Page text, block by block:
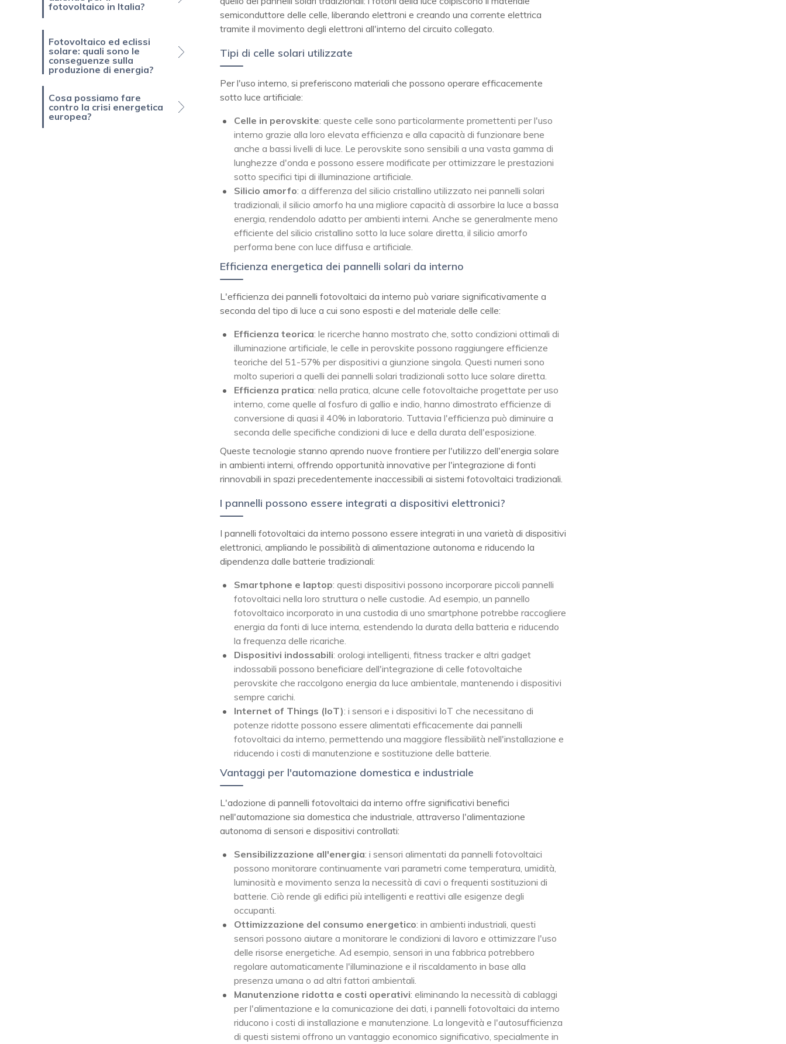
fotovoltaico in Italia?
Fotovoltaico ed eclissi
solare: quali sono le
conseguenze sulla
produzione di energia?
Cosa possiamo fare
contro la crisi energetica
europea?
semiconduttore delle celle, liberando elettroni e creando una corrente elettrica
tramite il movimento degli elettroni all'interno del circuito collegato.
Tipi di celle solari utilizzate
Per l'uso interno, si preferiscono materiali che possono operare efficacemente
sotto luce artificiale:
Celle in perovskite: queste celle sono particolarmente promettenti per l'uso
interno grazie alla loro elevata efficienza e alla capacità di funzionare bene
anche a bassi livelli di luce. Le perovskite sono sensibili a una vasta gamma di
lunghezze d'onda e possono essere modificate per ottimizzare le prestazioni
sotto specifici tipi di illuminazione artificiale.
Silicio amorfo: a differenza del silicio cristallino utilizzato nei pannelli solari
tradizionali, il silicio amorfo ha una migliore capacità di assorbire la luce a bassa
energia, rendendolo adatto per ambienti interni. Anche se generalmente meno
efficiente del silicio cristallino sotto la luce solare diretta, il silicio amorfo
performa bene con luce diffusa e artificiale.
Efficienza energetica dei pannelli solari da interno
L'efficienza dei pannelli fotovoltaici da interno può variare significativamente a
seconda del tipo di luce a cui sono esposti e del materiale delle celle:
Efficienza teorica: le ricerche hanno mostrato che, sotto condizioni ottimali di
illuminazione artificiale, le celle in perovskite possono raggiungere efficienze
teoriche del 51-57% per dispositivi a giunzione singola. Questi numeri sono
molto superiori a quelli dei pannelli solari tradizionali sotto luce solare diretta.
Efficienza pratica: nella pratica, alcune celle fotovoltaiche progettate per uso
interno, come quelle al fosfuro di gallio e indio, hanno dimostrato efficienze di
conversione di quasi il 40% in laboratorio. Tuttavia l'efficienza può diminuire a
seconda delle specifiche condizioni di luce e della durata dell'esposizione.
Queste tecnologie stanno aprendo nuove frontiere per l'utilizzo dell'energia solare
in ambienti interni, offrendo opportunità innovative per l'integrazione di fonti
rinnovabili in spazi precedentemente inaccessibili ai sistemi fotovoltaici tradizionali.
I pannelli possono essere integrati a dispositivi elettronici?
I pannelli fotovoltaici da interno possono essere integrati in una varietà di dispositivi
elettronici, ampliando le possibilità di alimentazione autonoma e riducendo la
dipendenza dalle batterie tradizionali:
Smartphone e laptop: questi dispositivi possono incorporare piccoli pannelli
fotovoltaici nella loro struttura o nelle custodie. Ad esempio, un pannello
fotovoltaico incorporato in una custodia di uno smartphone potrebbe raccogliere
energia da fonti di luce interna, estendendo la durata della batteria e riducendo
la frequenza delle ricariche.
Dispositivi indossabili: orologi intelligenti, fitness tracker e altri gadget
indossabili possono beneficiare dell'integrazione di celle fotovoltaiche
perovskite che raccolgono energia da luce ambientale, mantenendo i dispositivi
sempre carichi.
Internet of Things (IoT): i sensori e i dispositivi IoT che necessitano di
potenze ridotte possono essere alimentati efficacemente dai pannelli
fotovoltaici da interno, permettendo una maggiore flessibilità nell'installazione e
riducendo i costi di manutenzione e sostituzione delle batterie.
Vantaggi per l'automazione domestica e industriale
L'adozione di pannelli fotovoltaici da interno offre significativi benefici
nell'automazione sia domestica che industriale, attraverso l'alimentazione
autonoma di sensori e dispositivi controllati:
Sensibilizzazione all'energia: i sensori alimentati da pannelli fotovoltaici
possono monitorare continuamente vari parametri come temperatura, umidità,
luminosità e movimento senza la necessità di cavi o frequenti sostituzioni di
batterie. Ciò rende gli edifici più intelligenti e reattivi alle esigenze degli
occupanti.
Ottimizzazione del consumo energetico: in ambienti industriali, questi
sensori possono aiutare a monitorare le condizioni di lavoro e ottimizzare l'uso
delle risorse energetiche. Ad esempio, sensori in una fabbrica potrebbero
regolare automaticamente l'illuminazione e il riscaldamento in base alla
presenza umana o ad altri fattori ambientali.
Manutenzione ridotta e costi operativi: eliminando la necessità di cablaggi
per l'alimentazione e la comunicazione dei dati, i pannelli fotovoltaici da interno
riducono i costi di installazione e manutenzione. La longevità e l'autosufficienza
di questi sistemi offrono un vantaggio economico significativo, specialmente in